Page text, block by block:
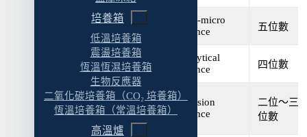
培養箱
低溫培養箱
震盪培養箱
恆溫恆濕培養箱
生物反應器
二氧化碳培養箱（CO₂ 培養箱）
恆溫培養箱（常溫培養箱）
高溫爐
Q5：四位數分析天平讀到最後一位有意義嗎
還是只是裝飾？
Q6：粉末樣品適合用五位數半微量嗎？
Q7：超出 220g 的樣品但要 0.1mg 精度怎麼
辦？
卡在 0.1mg 還是 0.01mg？先把這幾項資料整理
半微量天平
Semi-micro
Balance
五位數
分析天平
Analytical
Balance
四位數
精密天平
Precision
Balance
二位～三
位數